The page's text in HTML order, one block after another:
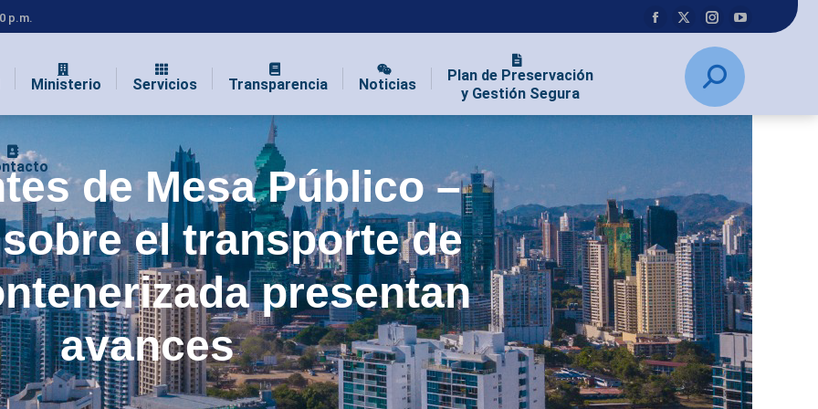
p.m.
Ministerio Servicios Transparencia Noticias
Plan de Preservación
y Gestión Segura
de Mesa Público –
el transporte de
presentan
avances